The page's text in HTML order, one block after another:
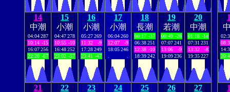
14
中潮
04:04287
10:14 -15
16:07256
22:20 -67
15
小潮
04:47278
10:55 -10
16:48252
23:02 -57
16
小潮
05:27269
11:32
-9
17:28249
23:41 -47
17
小潮
06:04260
12:07
-9
18:05246
18
長潮
00:17 -37
06:38251
12:38 -10
18:39242
19
若潮
00:49 -28
07:07241
13:06
-9
19:09236
20
中潮
01:18 -18
07:31 231
13:32
-8
19:35227
21
22
23
24
25
26
27